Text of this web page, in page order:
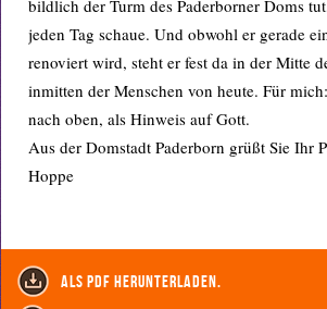
bildlich der Turm des Paderborner Doms
jeden Tag schaue. Und obwohl er gerade
renoviert wird, steht er fest da in der Mitte
inmitten der Menschen von heute. Für
nach oben, als Hinweis auf Gott.
Aus der Domstadt Paderborn grüßt Sie Ihr
Hoppe
als PDF herunterladen.